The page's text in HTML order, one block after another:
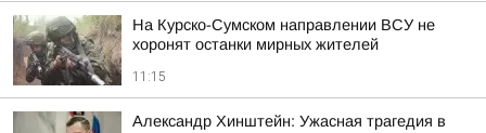
На Курско-Сумском направлении ВСУ не
хоронят останки мирных жителей
11:15
Александр Хинштейн: Ужасная трагедия в